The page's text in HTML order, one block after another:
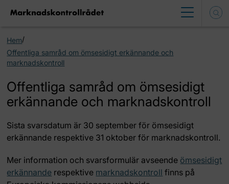
Hem/
Offentliga samråd om ömsesidigt erkännande och
marknadskontroll
Offentliga samråd om ömsesidigt
erkännande och marknadskontroll
Sista svarsdatum är 30 september för ömsesidigt
erkännande respektive 31 oktober för marknadskontroll.
Mer information och svarsformulär avseende ömsesidigt
erkännande respektive marknadskontroll finns på